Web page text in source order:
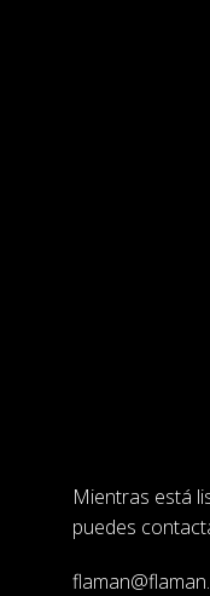
Mientras está
puedes